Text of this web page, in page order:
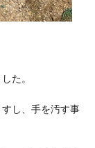
た。
し、手を汚す事